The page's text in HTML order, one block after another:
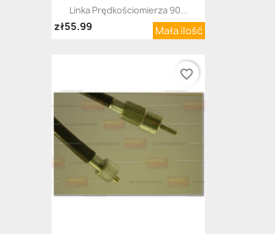
Linka Prędkościomierza 90...
Mała ilość
zł55.99
favorite_border